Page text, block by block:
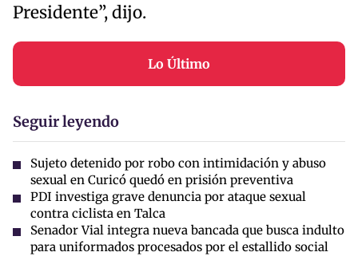
Presidente”, dijo.
Lo Último
Seguir leyendo
Sujeto detenido por robo con intimidación y abuso
sexual en Curicó quedó en prisión preventiva
PDI investiga grave denuncia por ataque sexual
contra ciclista en Talca
Senador Vial integra nueva bancada que busca indulto
para uniformados procesados por el estallido social